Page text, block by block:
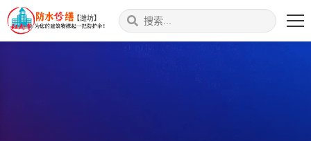
【潍坊】